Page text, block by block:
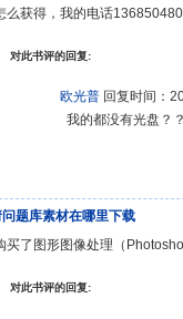
么获得，我的电话
对此书评的回复:
欧光普 回复时间：
我的都没有光盘？
题库素材在哪里下载
买了图形图像处理（
对此书评的回复: